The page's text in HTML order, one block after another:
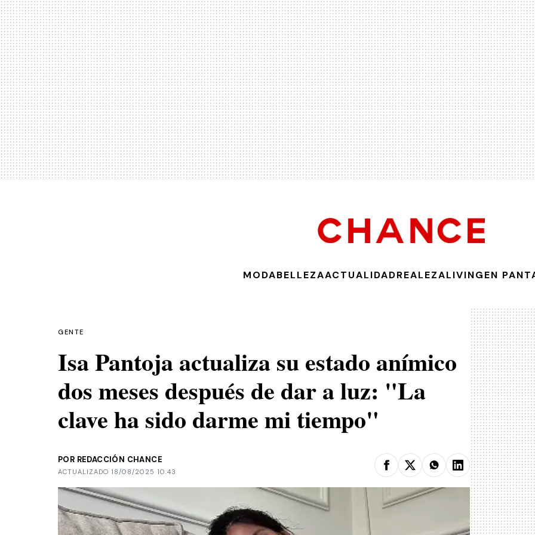
MODABELLEZAACTUALIDADREALEZALIVINGEN
GENTE
Isa Pantoja actualiza su estado anímico
dos meses después de dar a luz: "La
clave ha sido darme mi tiempo"
POR REDACCIÓN CHANCE
ACTUALIZADO 18/08/2025 10:43